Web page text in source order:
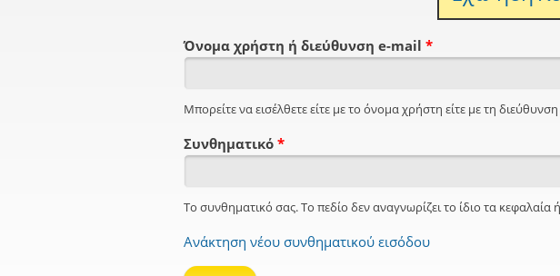
Όνομα χρήστη ή διεύθυνση e-mail *
Μπορείτε να εισέλθετε είτε με το όνομα χρήστη είτε με τη
Συνθηματικό *
Το συνθηματικό σας. Το πεδίο δεν αναγνωρίζει το ίδιο τα κεφαλαία
Ανάκτηση νέου συνθηματικού εισόδου